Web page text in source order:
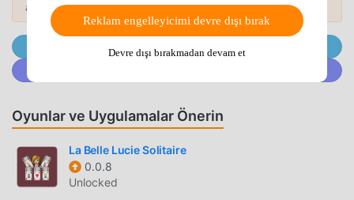
Who knows, you may receive a helping hand when least
expected.Languages:English日本語 (Japanese)한국어
(Korean)Simplified ChineseTraditional ChineseOfficial
Twitter:https://twitter.com/phantomrosegameOfficial
Discord:https://discord.gg/phantomrose
PHANTOM ROSE 2 SAPPHIRE GIRIŞ
Phantom Rose 2 Sapphire Son zamanlarda çok popüler bir
card oyunu olarak, tüm dünyada card oyunlarını seven
birçok hayran kazandı. Dünyanın en büyük mod apk
atın.
@MODDROID.CO'ya Telegram Kanalında Katılın
Oyunlar ve Uygulamalar Önerin
La Belle Lucie Solitaire
0.0.8
Unlocked
Reklam engelleyicimi devre dışı bırak
Devre dışı bırakmadan devam et